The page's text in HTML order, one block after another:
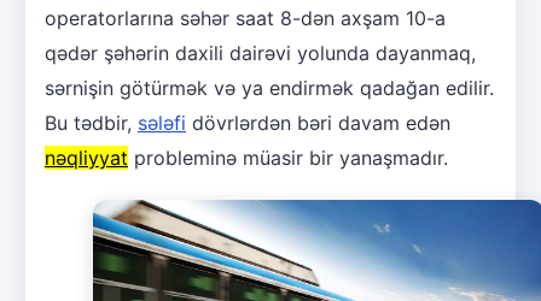
operatorlarına səhər saat 8-dən axşam 10-a
qədər şəhərin daxili dairəvi yolunda dayanmaq,
sərnişin götürmək və ya endirmək qadağan edilir.
Bu tədbir, sələfi dövrlərdən bəri davam edən
nəqliyyat probleminə müasir bir yanaşmadır.